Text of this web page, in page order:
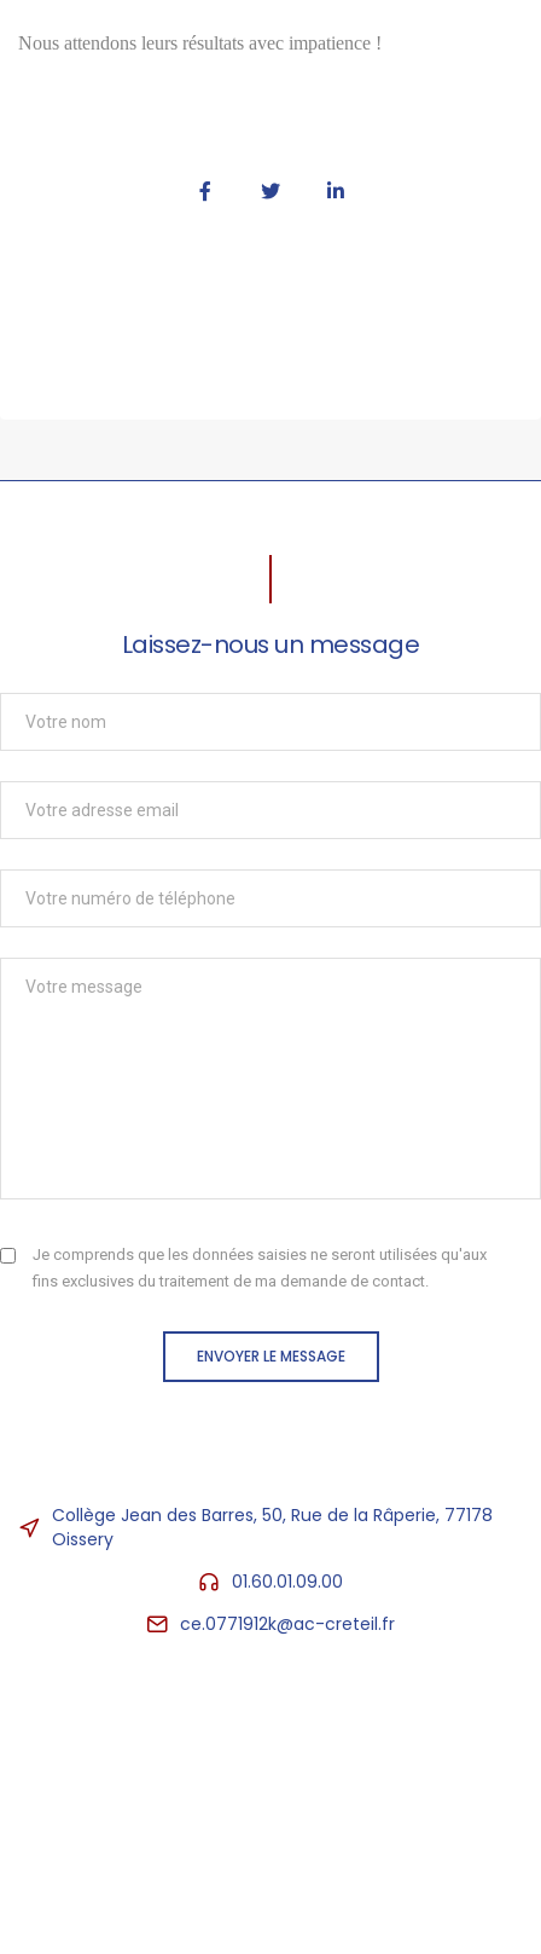
Nous attendons leurs résultats avec impatience !
Laissez-nous un message
Je comprends que les données saisies ne seront utilisées qu'aux
fins exclusives du traitement de ma demande de contact.
ENVOYER LE MESSAGE
Collège Jean des Barres, 50, Rue de la Râperie, 77178
Oissery
01.60.01.09.00
ce.0771912k@ac-creteil.fr